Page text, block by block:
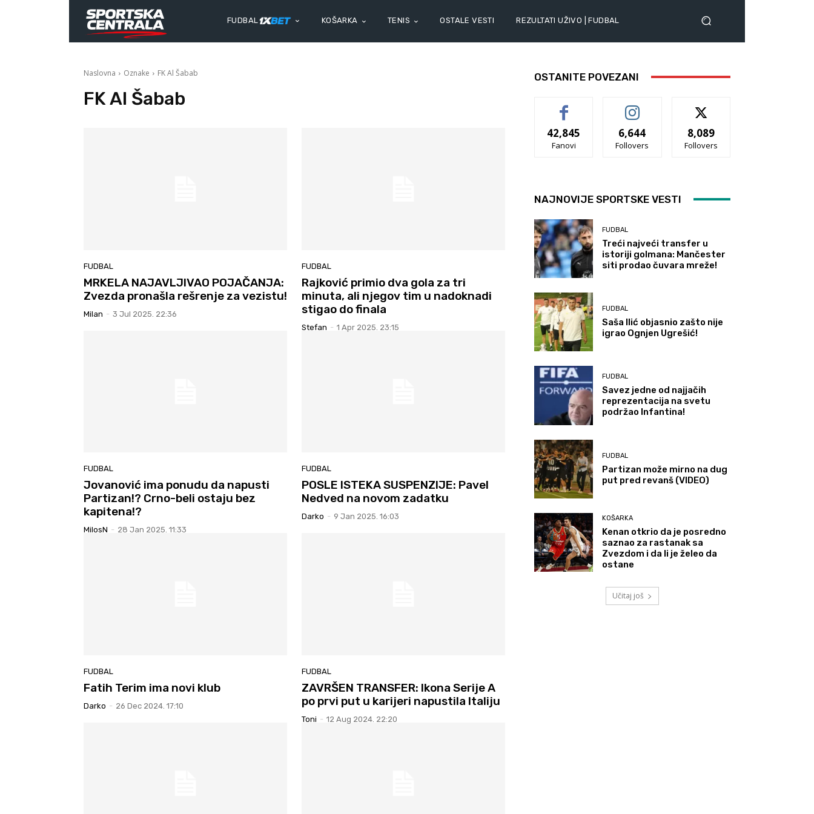
FUDBAL KOŠARKA TENIS OSTALE VESTI REZULTATI UŽIVO | FUDBAL
Naslovna Oznake FK Al Šabab
FK Al Šabab
FUDBAL
MRKELA NAJAVLJIVAO POJAČANJA:
Zvezda pronašla rešrenje za vezistu!
Milan - 3 Jul 2025. 22:36
FUDBAL
Rajković primio dva gola za tri
minuta, ali njegov tim u nadoknadi
stigao do finala
Stefan - 1 Apr 2025. 23:15
FUDBAL
Jovanović ima ponudu da napusti
Partizan!? Crno-beli ostaju bez
kapitena!?
MilosN - 28 Jan 2025. 11:33
FUDBAL
POSLE ISTEKA SUSPENZIJE: Pavel
Nedved na novom zadatku
Darko - 9 Jan 2025. 16:03
FUDBAL
Fatih Terim ima novi klub
Darko - 26 Dec 2024. 17:10
FUDBAL
ZAVRŠEN TRANSFER: Ikona Serije A
po prvi put u karijeri napustila Italiju
Toni - 12 Aug 2024. 22:20
OSTANITE POVEZANI
42,845
Fanovi
6,644
Follovers
8,089
Follovers
NAJNOVIJE SPORTSKE VESTI
FUDBAL
Treći najveći transfer u
istoriji golmana: Mančester
siti prodao čuvara mreže!
FUDBAL
Saša Ilić objasnio zašto nije
igrao Ognjen Ugrešić!
FUDBAL
Savez jedne od najjačih
reprezentacija na svetu
podržao Infantina!
FUDBAL
Partizan može mirno na dug
put pred revanš (VIDEO)
KOŠARKA
Kenan otkrio da je posredno
saznao za rastanak sa
Zvezdom i da li je želeo da
ostane
Učitaj još